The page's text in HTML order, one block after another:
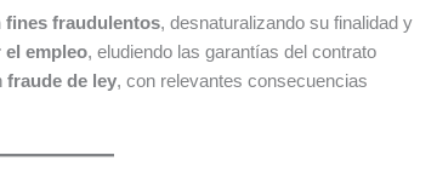
fines fraudulentos, desnaturalizando su finalidad y
el empleo, eludiendo las garantías del contrato
fraude de ley, con relevantes consecuencias